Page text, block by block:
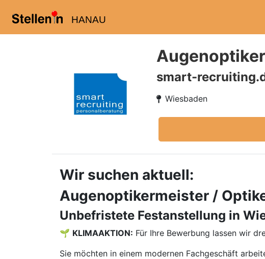
HANAU
smart-
Wiesbaden
Wir suchen aktuell:
Augenoptikermeister /
Unbefristete Festanstellung in
🌱 KLIMAAKTION: Für Ihre Bewerbung lassen wir
Sie möchten in einem modernen Fachgeschäft